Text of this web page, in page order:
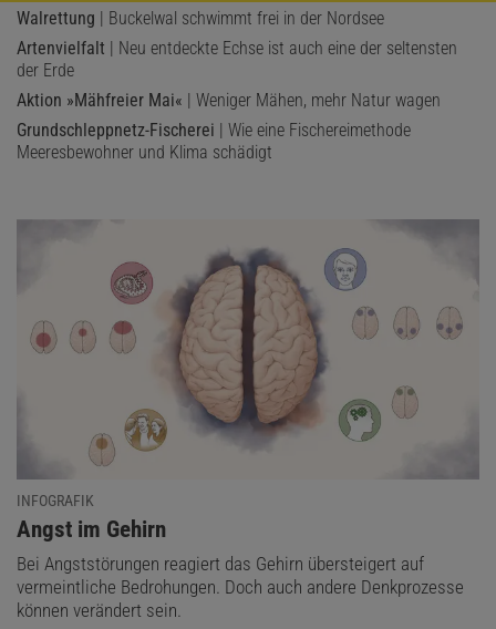
Walrettung | Buckelwal schwimmt frei in der Nordsee
Artenvielfalt | Neu entdeckte Echse ist auch eine der seltensten
der Erde
Aktion »Mähfreier Mai« | Weniger Mähen, mehr Natur wagen
Grundschleppnetz-Fischerei | Wie eine Fischereimethode
Meeresbewohner und Klima schädigt
INFOGRAFIK
:
Angst im Gehirn
Bei Angststörungen reagiert das Gehirn übersteigert auf
vermeintliche Bedrohungen. Doch auch andere Denkprozesse
können verändert sein.